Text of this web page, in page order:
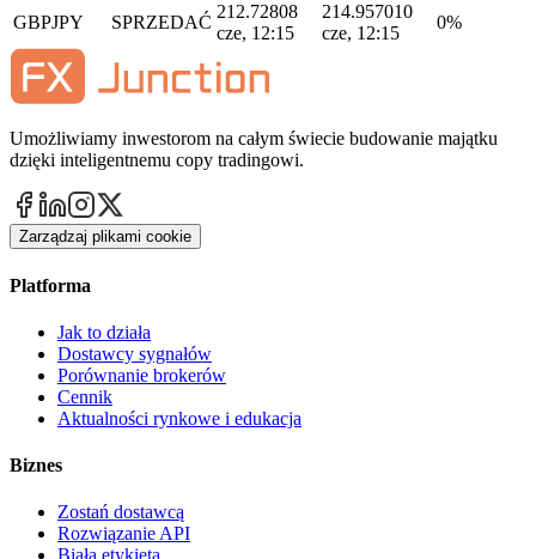
GBPJPY SPRZEDAĆ
212.72808
cze, 12:15
214.957010
cze, 12:15
0%
Umożliwiamy inwestorom na całym świecie budowanie majątku
dzięki inteligentnemu copy tradingowi.
Zarządzaj plikami cookie
Platforma
Jak to działa
Dostawcy sygnałów
Porównanie brokerów
Cennik
Aktualności rynkowe i edukacja
Biznes
Zostań dostawcą
Rozwiązanie API